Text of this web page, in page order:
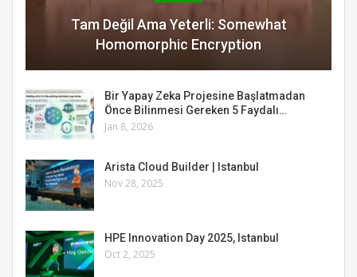
Tam Değil Ama Yeterli: Somewhat
Homomorphic Encryption
Bir Yapay Zeka Projesine Başlatmadan
Önce Bilinmesi Gereken 5 Faydalı…
Jan 8, 2026
Arista Cloud Builder | Istanbul
Nov 28, 2025
HPE Innovation Day 2025, Istanbul
Oct 2, 2025